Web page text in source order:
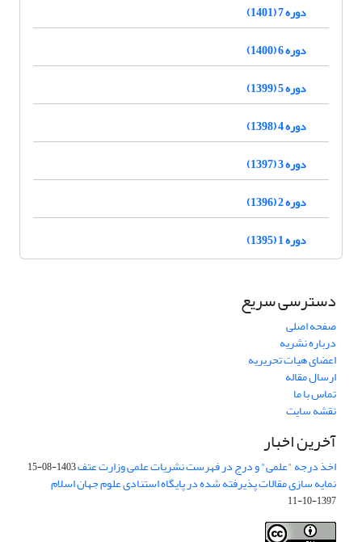
دوره 7 (1401)
دوره 6 (1400)
دوره 5 (1399)
دوره 4 (1398)
دوره 3 (1397)
دوره 2 (1396)
دوره 1 (1395)
دسترسی سریع
صفحه اصلی
درباره نشریه
اعضای هیات تحریریه
ارسال مقاله
تماس با ما
نقشه سایت
آخرین اخبار
اخذ درجه "علمی" و درج در فهرست نشریات علمی وزارت عتف1403-08-15
نمایه سازی مقالات پذیرفته شده در پایگاه استنادی علوم جهان اسلام
1397-10-11